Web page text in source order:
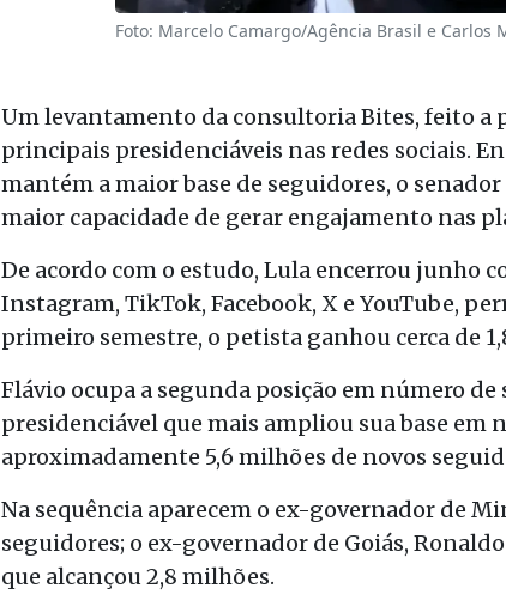
Foto: Marcelo Camargo/Agência Brasil e Carlos
Um levantamento da consultoria Bites, feito a
principais presidenciáveis nas redes sociais.
mantém a maior base de seguidores, o
maior capacidade de gerar engajamento nas
De acordo com o estudo, Lula encerrou junho
Instagram, TikTok, Facebook, X e YouTube,
primeiro semestre, o petista ganhou cerca de
Flávio ocupa a segunda posição em número
presidenciável que mais ampliou sua base
aproximadamente 5,6 milhões de novos
Na sequência aparecem o ex-governador de
seguidores; o ex-governador de Goiás,
que alcançou 2,8 milhões.